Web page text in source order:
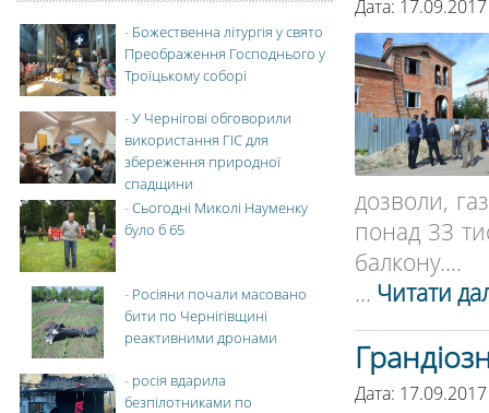
Дата:
дозволи,
понад 33
балкону....
... Читати
Дата:
- Божественна літургія у свято
Преображення Господнього у
Троїцькому соборі
-У Чернігові обговорили
використання ГІС для
збереження природної
спадщини
-Сьогодні Миколі Науменку
було б 65
- Росіяни почали масовано
бити по Чернігівщині
реактивними дронами
- росія вдарила
безпілотниками по